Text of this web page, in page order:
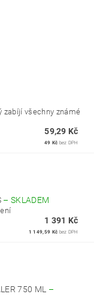
zabíjí všechny známé
59,29 Kč
49 Kč bez DPH
–SKLADEM
1 391 Kč
1 149,59 Kč bez DPH
750 ML –